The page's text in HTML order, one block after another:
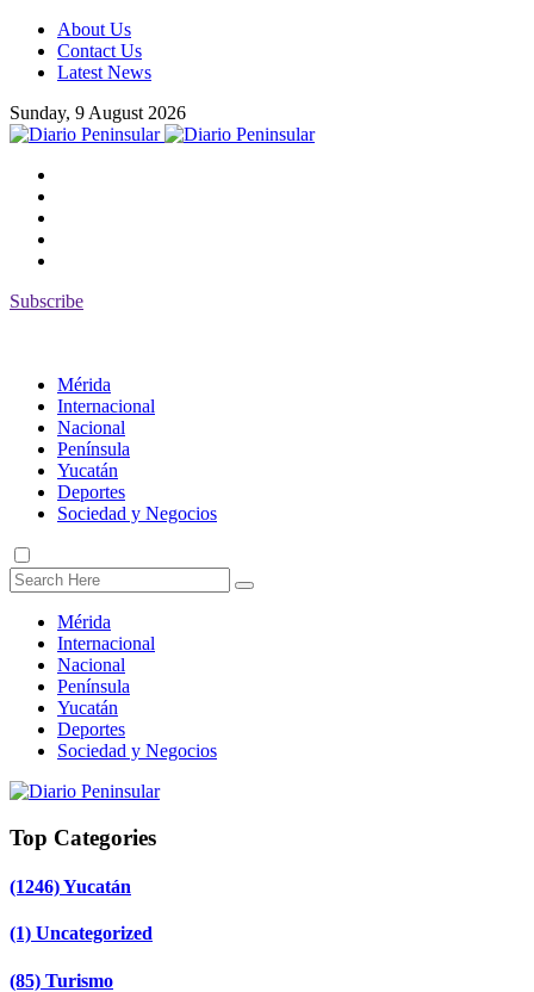
About Us
Contact Us
Latest News
Sunday, 9 August 2026
Subscribe
Mérida
Internacional
Nacional
Península
Yucatán
Deportes
Sociedad y Negocios
Mérida
Internacional
Nacional
Península
Yucatán
Deportes
Sociedad y Negocios
Top Categories
(1246)Yucatán
(1) Uncategorized
(85) Turismo